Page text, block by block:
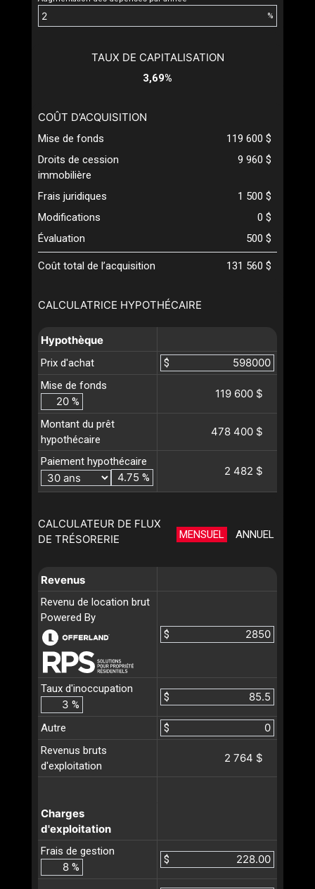
%
CALCULATRICE HYPOTHÉCAIRE
Hypothèque
Prix d'achat
$
Mise de fonds
%
119 600 $
Montant du prêt
hypothécaire
478 400 $
Paiement hypothécaire
%
2 482 $
CALCULATEUR DE FLUX
DE TRÉSORERIE
MENSUEL ANNUEL
Revenus
Revenu de location brut
Powered By
$
Taux d'inoccupation
%
$
Autre
$
Revenus bruts
d'exploitation
2 764 $
Charges
d'exploitation
Frais de gestion
%
$
TAUX DE CAPITALISATION
3,69%
COÛT D’ACQUISITION
Mise de fonds
119 600 $
Droits de cession
immobilière
9 960 $
Frais juridiques
1 500 $
Modifications
0 $
Évaluation
500 $
Coût total de l’acquisition 131 560 $